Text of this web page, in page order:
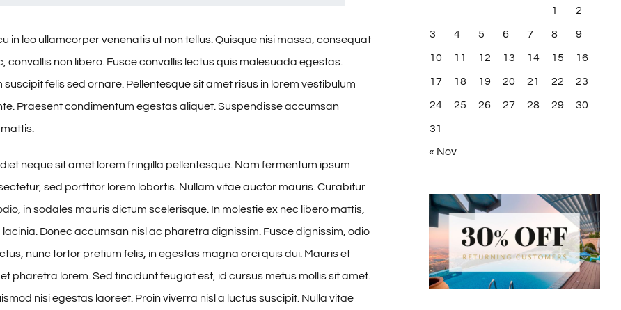
in leo ullamcorper venenatis ut non tellus. Quisque nisi massa, consequat
convallis non libero. Fusce convallis lectus quis malesuada egestas.
suscipit felis sed ornare. Pellentesque sit amet risus in lorem vestibulum
Praesent condimentum egestas aliquet. Suspendisse accumsan
neque sit amet lorem fringilla pellentesque. Nam fermentum ipsum
sed porttitor lorem lobortis. Nullam vitae auctor mauris. Curabitur
in sodales mauris dictum scelerisque. In molestie ex nec libero mattis,
lacinia. Donec accumsan nisl ac pharetra dignissim. Fusce dignissim, odio
nunc tortor pretium felis, in egestas magna orci quis dui. Mauris et
pharetra lorem. Sed tincidunt feugiat est, id cursus metus mollis sit amet.
nisi egestas laoreet. Proin viverra nisl a luctus suscipit. Nulla vitae
1 2
3 4 5 6 7 8 9
10 11 12 13 14 15 16
17 18 19 20 21 22 23
24 25 26 27 28 29 30
31
« Nov